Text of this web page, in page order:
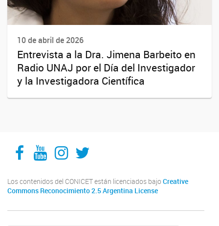
10 de abril de 2026
Entrevista a la Dra. Jimena Barbeito en
Radio UNAJ por el Día del Investigador
y la Investigadora Científica
Facebook
YouTube
Instagram
Twitter
Los contenidos del CONICET están licenciados bajo Creative
Commons Reconocimiento 2.5 Argentina License